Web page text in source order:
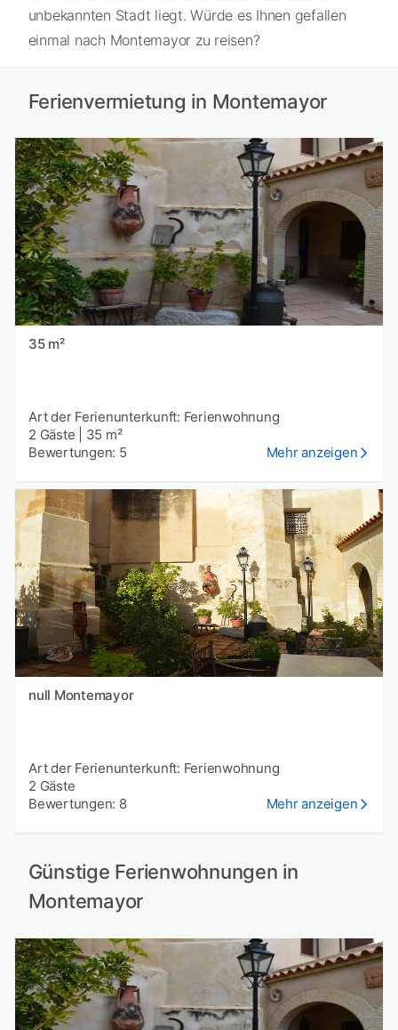
unbekannten Stadt liegt. Würde es Ihnen gefallen
einmal nach Montemayor zu reisen?
Ferienvermietung in Montemayor
35 m²
Art der Ferienunterkunft: Ferienwohnung
2 Gäste
35 m²
Bewertungen: 5
Mehr anzeigen
null Montemayor
Art der Ferienunterkunft: Ferienwohnung
2 Gäste
Bewertungen: 8
Mehr anzeigen
Günstige Ferienwohnungen in
Montemayor